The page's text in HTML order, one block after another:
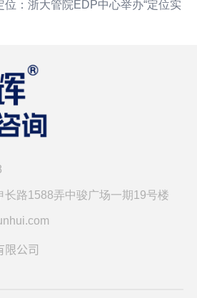
：浙大管院EDP中心举办“定位实
长路1588弄中骏广场一期19号楼
限公司